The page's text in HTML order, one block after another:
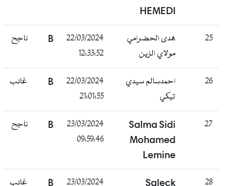
HEMEDI
25
هدى الحضرامي
مولاي الزين
22/03/2024
12:33:52
B ناجح
26
احمدسالم سيدي
تيكي
22/03/2024
21:01:55
B غائب
27
Salma Sidi
Mohamed
Lemine
23/03/2024
09:59:46
B ناجح
28
Saleck
23/03/2024
B غائب